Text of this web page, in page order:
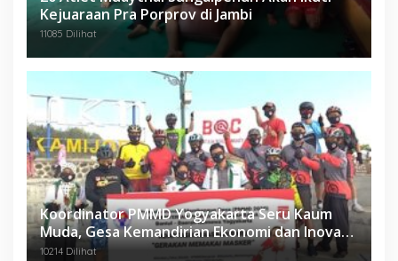
Kejuaraan Pra Porprov di Jambi
11085 Dilihat
Koordinator PMMD Yogyakarta Seru Kaum
Muda, Gesa Kemandirian Ekonomi dan Inovasi
Desa
10214 Dilihat